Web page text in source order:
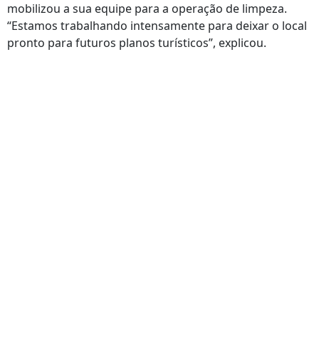
mobilizou a sua equipe para a operação de limpeza.
“Estamos trabalhando intensamente para deixar o local
pronto para futuros planos turísticos”, explicou.